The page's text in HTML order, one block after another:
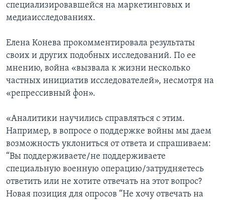
специализировавшейся на маркетинговых и
медиаисследованиях.
Елена Конева прокомментировала результаты
своих и других подобных исследований. По ее
мнению, война «вызвала к жизни несколько
частных инициатив исследователей», несмотря на
«репрессивный фон».
«Аналитики научились справляться с этим.
Например, в вопросе о поддержке войны мы даем
возможность уклониться от ответа и спрашиваем:
“Вы поддерживаете/не поддерживаете
специальную военную операцию/затрудняетесь
ответить или не хотите отвечать на этот вопрос?
Новая позиция для опросов “Не хочу отвечать на